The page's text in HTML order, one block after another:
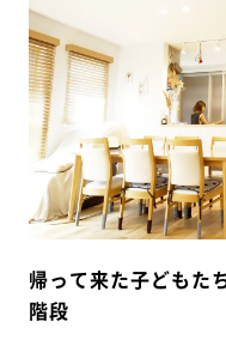
帰って来た子どもた
階段